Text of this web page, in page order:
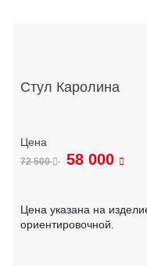
Стул Каролина
72 500 58 000
Цена указана на
ориентировочной.